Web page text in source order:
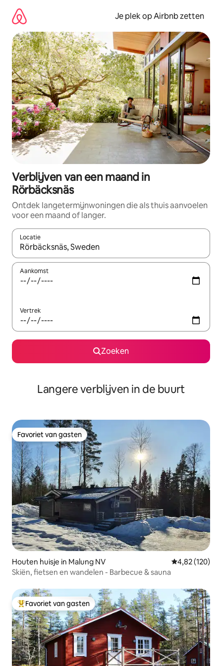
direct
naar
inhoud
Je plek op Airbnb zetten
Verblijven van een maand in
Rörbäcksnäs
Ontdek langetermijnwoningen die als thuis aanvoelen
voor een maand of langer.
Locatie
Wanneer er resultaten beschikbaar zijn, maak je een keuze
Aankomst
Vertrek
Zoeken
Langere verblijven in de buurt
Favoriet van gasten
Favoriet van gasten
Houten huisje in Malung NV Gemiddelde
4,82 (120)
Skiën, fietsen en wandelen - Barbecue & sauna
Topfavoriet van gasten
Favoriet van gasten